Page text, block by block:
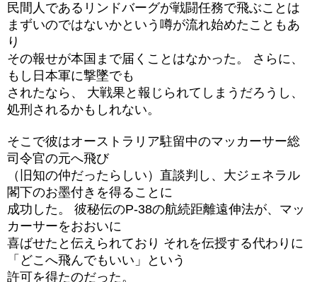
民間人であるリンドバーグが戦闘任務で飛ぶことは
まずいのではないかという噂が流れ始めたこともあ
り
その報せが本国まで届くことはなかった。 さらに、
もし日本軍に撃墜でも
されたなら、 大戦果と報じられてしまうだろうし、
処刑されるかもしれない。
そこで彼はオーストラリア駐留中のマッカーサー総
司令官の元へ飛び
（旧知の仲だったらしい）直談判し、大ジェネラル
閣下のお墨付きを得ることに
成功した。 彼秘伝のP-38の航続距離遠伸法が、マッ
カーサーをおおいに
喜ばせたと伝えられており それを伝授する代わりに
「どこへ飛んでもいい」という
許可を得たのだった。